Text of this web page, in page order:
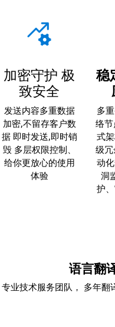
加密守护 极
致安全
发送内容多重数据
加密,不留存客户数
据 即时发送,即时销
毁 多层权限控制、
给你更放心的使用
体验
稳
多
络节
式
级冗
动
洞
护
语言翻
专业技术服务团队， 多年翻